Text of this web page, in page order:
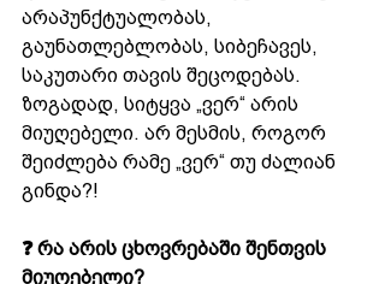
არაპუნქტუალობას,
გაუნათლებლობას, სიბეჩავეს,
საკუთარი თავის შეცოდებას.
ზოგადად, სიტყვა „ვერ“ არის
მიუღებელი. არ მესმის, როგორ
შეიძლება რამე „ვერ“ თუ ძალიან
გინდა?!
❓ რა არის ცხოვრებაში შენთვის
მიუღებელი?